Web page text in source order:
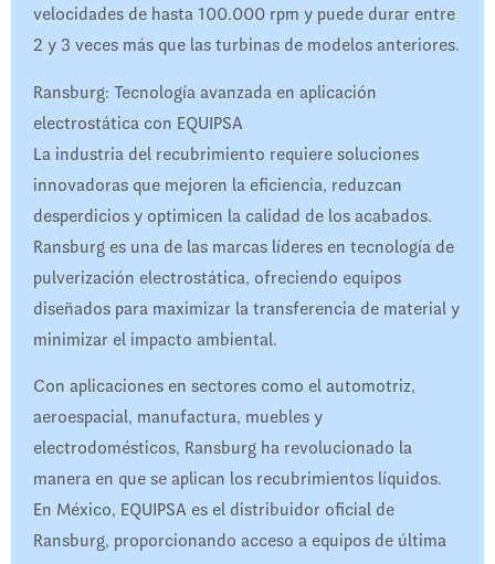
velocidades de hasta 100.000 rpm y puede durar entre
2 y 3 veces más que las turbinas de modelos anteriores.
Ransburg: Tecnología avanzada en aplicación
electrostática con EQUIPSA
La industria del recubrimiento requiere soluciones
innovadoras que mejoren la eficiencia, reduzcan
desperdicios y optimicen la calidad de los acabados.
Ransburg es una de las marcas líderes en tecnología de
pulverización electrostática, ofreciendo equipos
diseñados para maximizar la transferencia de material y
minimizar el impacto ambiental.
Con aplicaciones en sectores como el automotriz,
aeroespacial, manufactura, muebles y
electrodomésticos, Ransburg ha revolucionado la
manera en que se aplican los recubrimientos líquidos.
En México, EQUIPSA es el distribuidor oficial de
Ransburg, proporcionando acceso a equipos de última